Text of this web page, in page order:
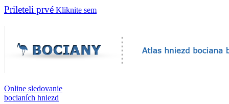
Prileteli prvé Kliknite sem
Online sledovanie
bocianích hniezd